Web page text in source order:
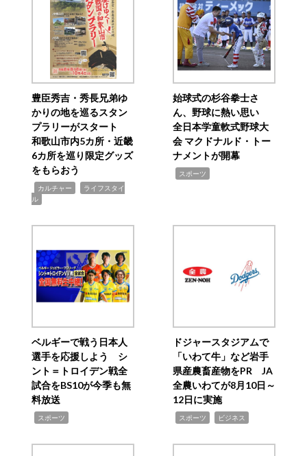
豊臣秀吉・秀長兄弟ゆ
かりの地を巡るスタン
プラリーがスタート
和歌山市内5カ所・近畿
6カ所を巡り限定グッズ
をもらおう
カルチャー
ライフスタイ
ル
始球式の杉谷拳士さ
ん、野球に熱い思い
全日本学童軟式野球大
会 マクドナルド・トー
ナメントが開幕
スポーツ
ベルギーで戦う日本人
選手を応援しよう シ
ント＝トロイデン戦全
試合をBS10が今季も無
料放送
スポーツ
ドジャースタジアムで
「いわて牛」など岩手
県産農畜産物をPR JA
全農いわてが8月10日～
12日に実施
スポーツ ビジネス